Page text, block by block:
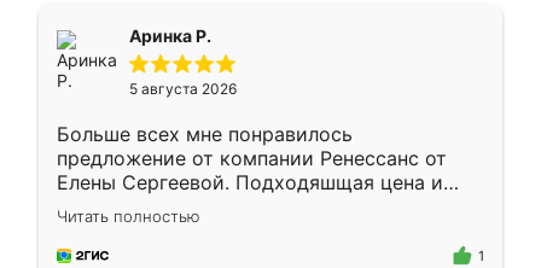
Аринка Р.
5 августа 2026
Больше всех мне понравилось
предложение от компании Ренессанс от
Елены Сергеевой. Подходяшщая цена и
короткие сроки изготовления. Приехавший
для замера сотрудник Владислав
предложил по моему эскизу самый
Читать полностью
1